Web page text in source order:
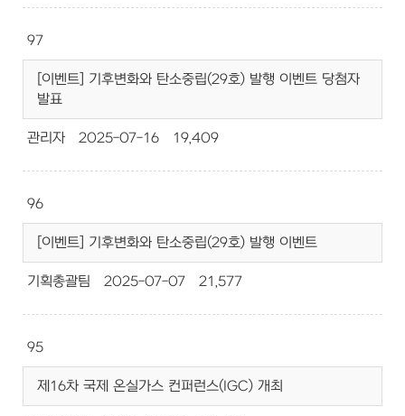
97
[이벤트] 기후변화와 탄소중립(29호) 발행 이벤트 당첨자
발표
관리자 2025-07-16 19,409
96
[이벤트] 기후변화와 탄소중립(29호) 발행 이벤트
기획총괄팀 2025-07-07 21,577
95
제16차 국제 온실가스 컨퍼런스(IGC) 개최